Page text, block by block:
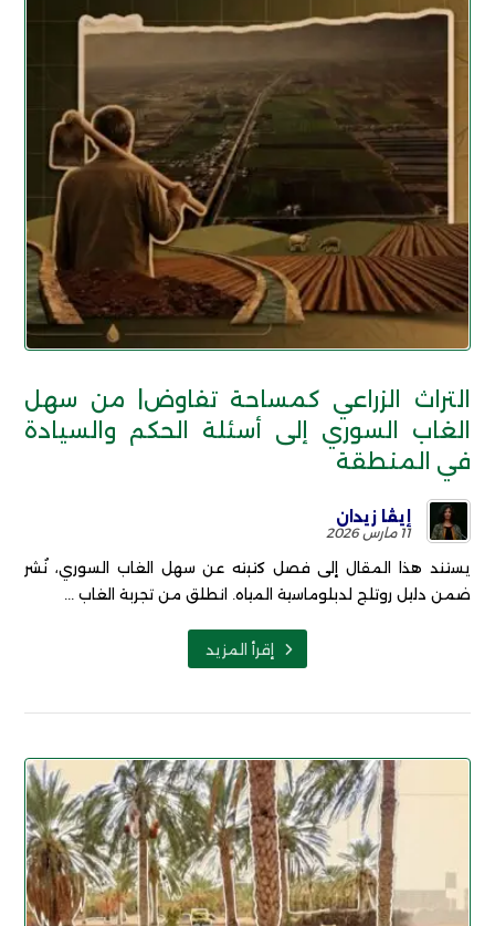
التراث الزراعي كمساحة تفاوض| من سهل
الغاب السوري إلى أسئلة الحكم والسيادة
في المنطقة
إيڤا زيدان
11 مارس 2026
يستند هذا المقال إلى فصل كتبته عن سهل الغاب السوري، نُشر
ضمن دليل روتلج لدبلوماسية المياه. انطلق من تجربة الغاب ...
إقرأ المزيد